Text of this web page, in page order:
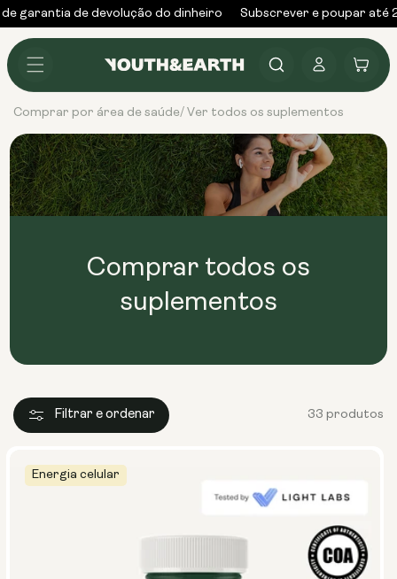
para o
conteúdo
garantia de devolução do dinheiro Subscrever e poupar até
sessão
Carrinho
Comprar por área de saúde/ Ver todos os suplementos
Comprar todos os
suplementos
Filtrar e ordenar 33 produtos
Energia celular